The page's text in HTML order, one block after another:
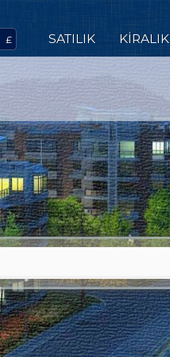
£ SATILIK KİRALIK